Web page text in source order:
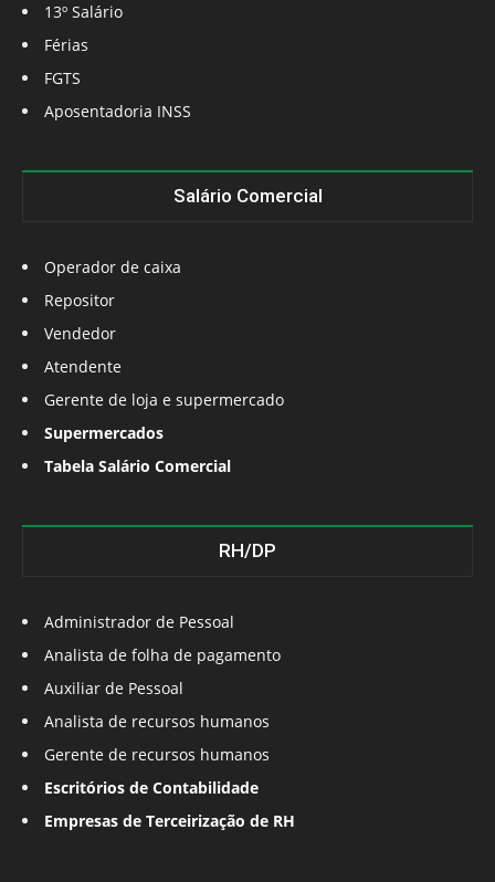
13º Salário
Férias
FGTS
Aposentadoria INSS
Salário Comercial
Operador de caixa
Repositor
Vendedor
Atendente
Gerente de loja e supermercado
Supermercados
Tabela Salário Comercial
RH/DP
Administrador de Pessoal
Analista de folha de pagamento
Auxiliar de Pessoal
Analista de recursos humanos
Gerente de recursos humanos
Escritórios de Contabilidade
Empresas de Terceirização de RH